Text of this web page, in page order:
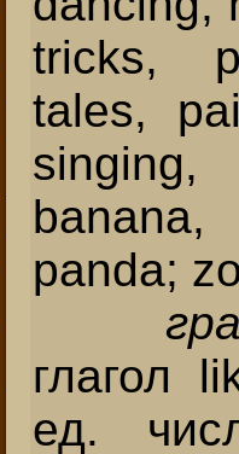
tricks,
tales,
panda;
глагол
ед.